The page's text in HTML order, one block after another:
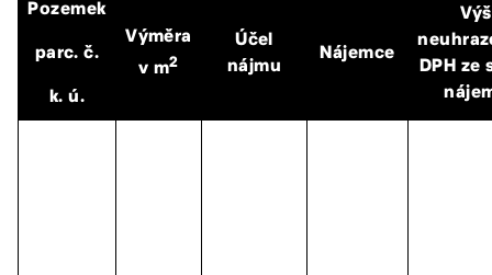
Pozemek
parc. č.
k. ú.
Výměra
v m2
Účel
nájmu
Nájemce
DPH ze